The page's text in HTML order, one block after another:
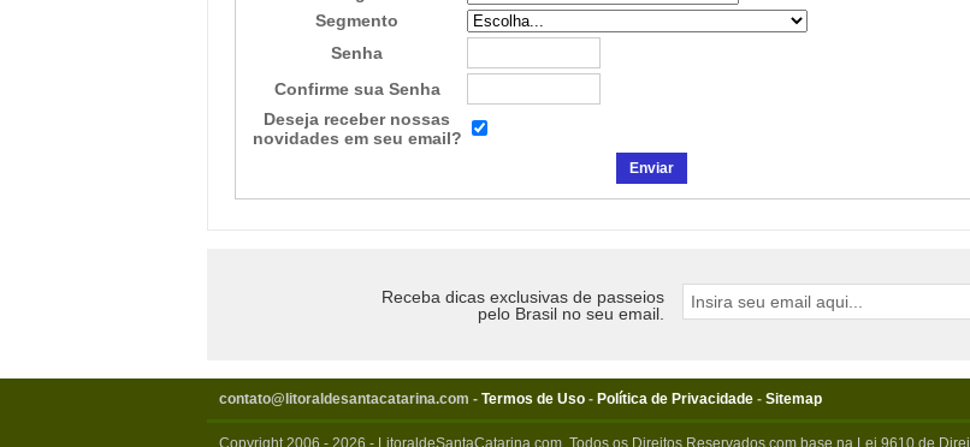
Segmento
Senha
Confirme sua Senha
Deseja receber nossas
novidades em seu email?
Receba dicas exclusivas de passeios
pelo Brasil no seu email.
contato@litoraldesantacatarina.com - Termos de Uso - Política de Privacidade - Sitemap
Copyright 2006 - 2026 - LitoraldeSantaCatarina.com. Todos os Direitos Reservados com base na Lei 9610 de